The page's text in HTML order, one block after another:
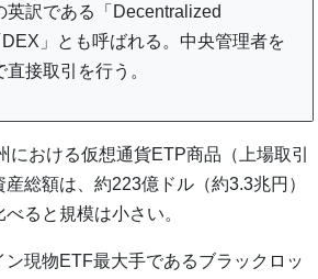
英訳である「Decentralized
」とも呼ばれる。中央管理者を
接取引を行う。
における仮想通貨ETP商品（上場取引
総額は、約223億ドル（約3.3兆円）
ると規模は小さい。
現物ETF最大手であるブラックロッ